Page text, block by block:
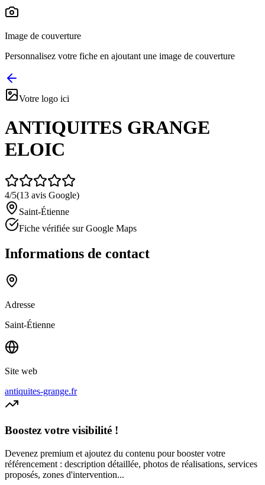
Image de couverture
Personnalisez votre fiche en ajoutant une image de couverture
Votre logo ici
ANTIQUITES GRANGE
ELOIC
4/5(13 avis Google)
Saint-Étienne
Fiche vérifiée sur Google Maps
Informations de contact
Adresse
Saint-Étienne
Site web
antiquites-grange.fr
Boostez votre visibilité !
Devenez premium et ajoutez du contenu pour booster votre
référencement : description détaillée, photos de réalisations, services
proposés, zones d'intervention...